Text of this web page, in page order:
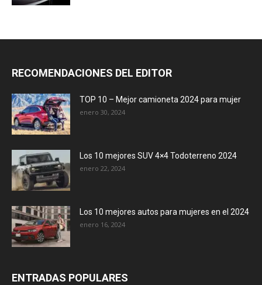
RECOMENDACIONES DEL EDITOR
TOP 10 – Mejor camioneta 2024 para mujer
enero 30, 2024
Los 10 mejores SUV 4×4 Todoterreno 2024
enero 22, 2024
Los 10 mejores autos para mujeres en el 2024
enero 16, 2024
ENTRADAS POPULARES